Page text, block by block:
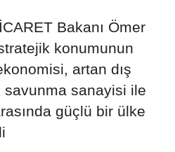
Bakanı Ömer
konumunun
artan dış
sanayisi ile
güçlü bir ülke